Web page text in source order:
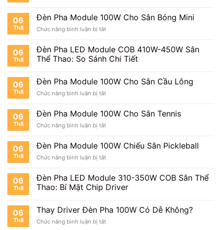
06
Th8
Đèn Pha Module 100W Cho Sân Bóng Mini
Chức năng bình luận bị tắtở
Pha
Module
100W
Sân
Mini
06
Th8
Đèn Pha LED Module COB 410W-450W Sân
Thể Thao: So Sánh Chi Tiết
06
Th8
Đèn Pha Module 100W Cho Sân Cầu Lông
Chức năng bình luận bị tắtở
Pha
Module
100W
Sân
Lông
06
Th8
Đèn Pha Module 100W Cho Sân Tennis
Chức năng bình luận bị tắtở
Pha
Module
100W
Sân
Tennis
06
Th8
Đèn Pha Module 100W Chiếu Sân Pickleball
Chức năng bình luận bị tắtở
Pha
Module
100W
Sân
Pickleball
06
Th8
Đèn Pha LED Module 310-350W COB Sân Thể
Thao: Bí Mật Chip Driver
06
Th8
Thay Driver Đèn Pha 100W Có Dễ Không?
Chức năng bình luận bị tắtở